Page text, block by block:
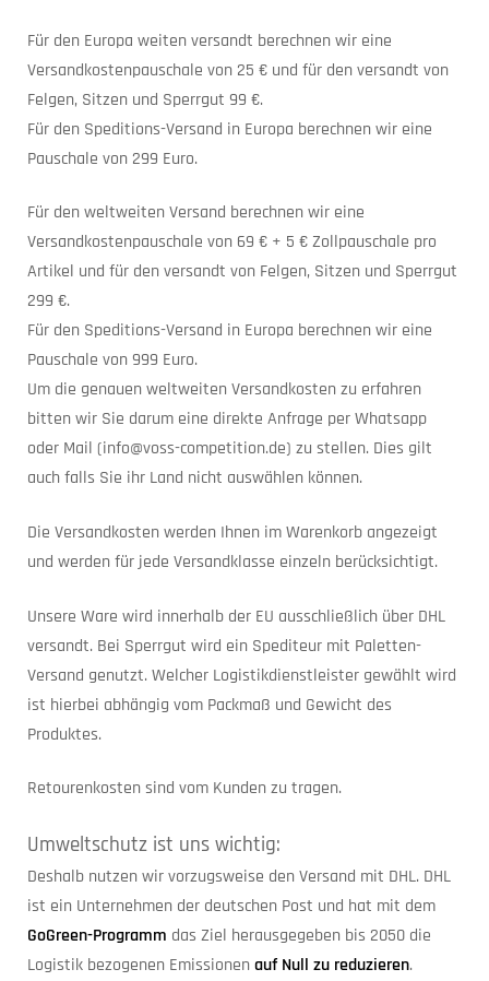
Für den Europa weiten versandt berechnen wir eine
Versandkostenpauschale von 25 € und für den versandt von
Felgen, Sitzen und Sperrgut 99 €.
Für den Speditions-Versand in Europa berechnen wir eine
Pauschale von 299 Euro.
Für den weltweiten Versand berechnen wir eine
Versandkostenpauschale von 69 € + 5 € Zollpauschale pro
Artikel und für den versandt von Felgen, Sitzen und Sperrgut
299 €.
Für den Speditions-Versand in Europa berechnen wir eine
Pauschale von 999 Euro.
Um die genauen weltweiten Versandkosten zu erfahren
bitten wir Sie darum eine direkte Anfrage per Whatsapp
oder Mail (info@voss-competition.de) zu stellen. Dies gilt
auch falls Sie ihr Land nicht auswählen können.
Die Versandkosten werden Ihnen im Warenkorb angezeigt
und werden für jede Versandklasse einzeln berücksichtigt.
Unsere Ware wird innerhalb der EU ausschließlich über DHL
versandt. Bei Sperrgut wird ein Spediteur mit Paletten-
Versand genutzt. Welcher Logistikdienstleister gewählt wird
ist hierbei abhängig vom Packmaß und Gewicht des
Produktes.
Retourenkosten sind vom Kunden zu tragen.
Umweltschutz ist uns wichtig:
Deshalb nutzen wir vorzugsweise den Versand mit DHL. DHL
ist ein Unternehmen der deutschen Post und hat mit dem
GoGreen-Programm das Ziel herausgegeben bis 2050 die
Logistik bezogenen Emissionenauf Null zu reduzieren.